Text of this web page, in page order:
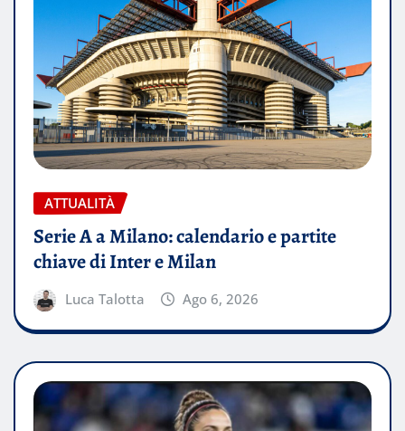
ATTUALITÀ
Serie A a Milano: calendario e partite
chiave di Inter e Milan
Luca Talotta Ago 6, 2026